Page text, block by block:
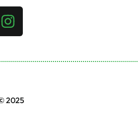
2025